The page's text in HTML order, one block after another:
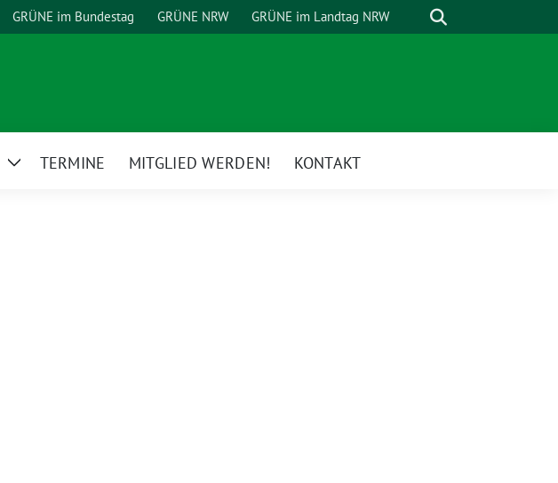
GRÜNE im Bundestag GRÜNE NRW GRÜNE im Landtag NRW Suche
ZeigeTERMINE MITGLIED WERDEN! KONTAKT